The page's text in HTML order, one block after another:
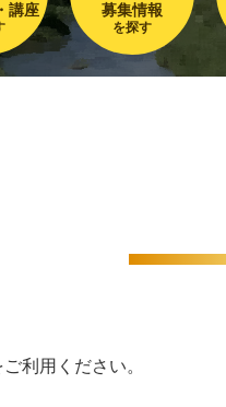
講座 募集情報
を探す
利用ください。